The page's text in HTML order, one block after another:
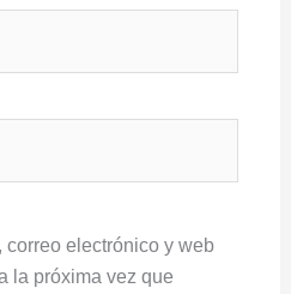
correo electrónico y web
la próxima vez que